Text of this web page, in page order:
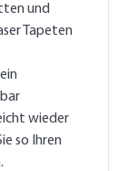
und
Tapeten
wieder
so Ihren